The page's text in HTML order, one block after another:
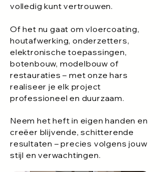
volledig kunt vertrouwen.
Of het nu gaat om vloercoating,
houtafwerking, onderzetters,
elektronische toepassingen,
botenbouw, modelbouw of
restauraties – met onze hars
realiseer je elk project
professioneel en duurzaam.
Neem het heft in eigen handen en
creëer blijvende, schitterende
resultaten – precies volgens jouw
stijl en verwachtingen.